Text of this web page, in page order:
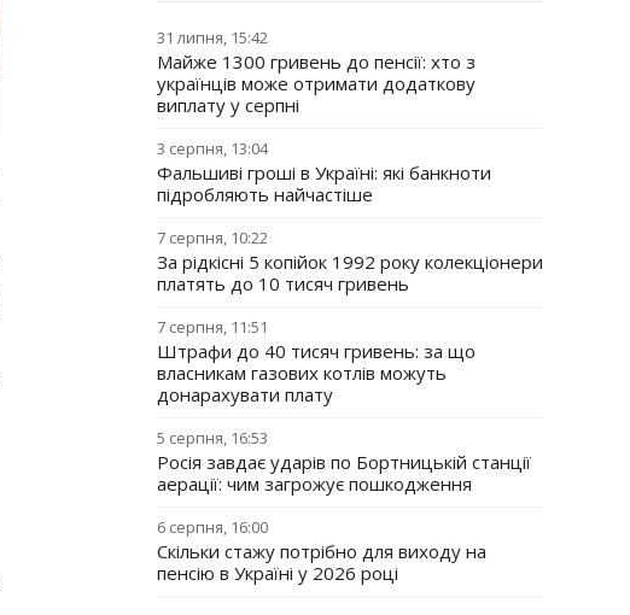
31 липня, 15:42
Майже 1300 гривень до пенсії: хто з
українців може отримати додаткову
виплату у серпні
3 серпня, 13:04
Фальшиві гроші в Україні: які банкноти
підробляють найчастіше
7 серпня, 10:22
За рідкісні 5 копійок 1992 року колекціонери
платять до 10 тисяч гривень
7 серпня, 11:51
Штрафи до 40 тисяч гривень: за що
власникам газових котлів можуть
донарахувати плату
5 серпня, 16:53
Росія завдає ударів по Бортницькій станції
аерації: чим загрожує пошкодження
6 серпня, 16:00
Скільки стажу потрібно для виходу на
пенсію в Україні у 2026 році